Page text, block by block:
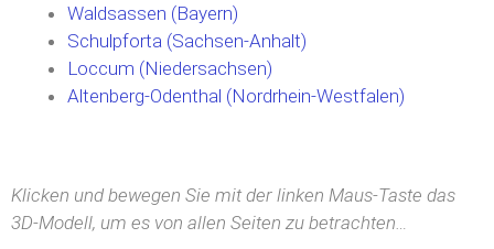
Waldsassen (Bayern)
Schulpforta (Sachsen-Anhalt)
Loccum (Niedersachsen)
Altenberg-Odenthal (Nordrhein-Westfalen)
Klicken und bewegen Sie mit der linken Maus-Taste das
3D-Modell, um es von allen Seiten zu betrachten…